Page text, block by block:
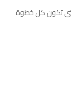
حتى تكون كل خطوة